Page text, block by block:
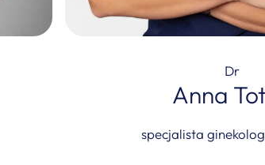
Dr
Anna
specjalista